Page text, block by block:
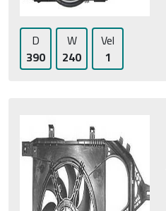
D
390
W
240
Vel
1